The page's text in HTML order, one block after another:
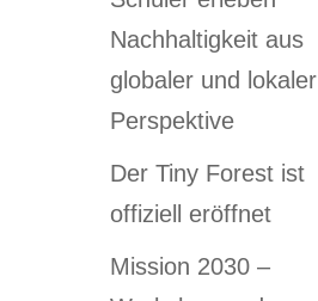
Nachhaltigkeit aus
globaler und lokaler
Perspektive
Der Tiny Forest ist
offiziell eröffnet
Mission 2030 –